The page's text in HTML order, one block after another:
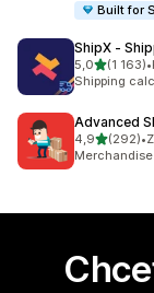
Built for
ShipX ‑
5,0z 5 hvězd
(1 163)
Celkový •
Shipping
Advanced
4,9z 5 hvězd
(292)
Celkový •